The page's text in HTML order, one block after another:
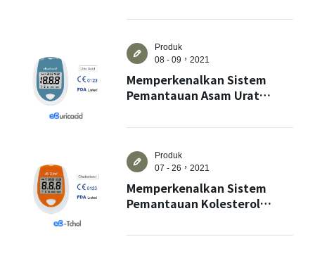
✕
Log masuk
Produk
08 - 09，2021
Memperkenalkan Sistem
Pemantauan Asam Urat
Produk
07 - 26，2021
Memperkenalkan Sistem
Pemantauan Kolesterol
Tchol